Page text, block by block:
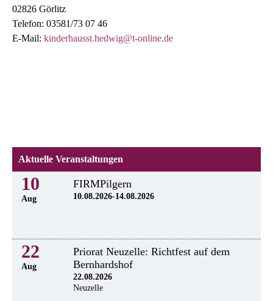
02826 Görlitz
Telefon: 03581/73 07 46
E-Mail: kinderhausst.hedwig@t-online.de
Aktuelle Veranstaltungen
10
Aug
FIRMPilgern
10.08.2026-14.08.2026
22
Aug
Priorat Neuzelle: Richtfest auf dem
Bernhardshof
22.08.2026
Neuzelle